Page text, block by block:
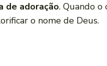
de adoração. Quando o
o nome de Deus.